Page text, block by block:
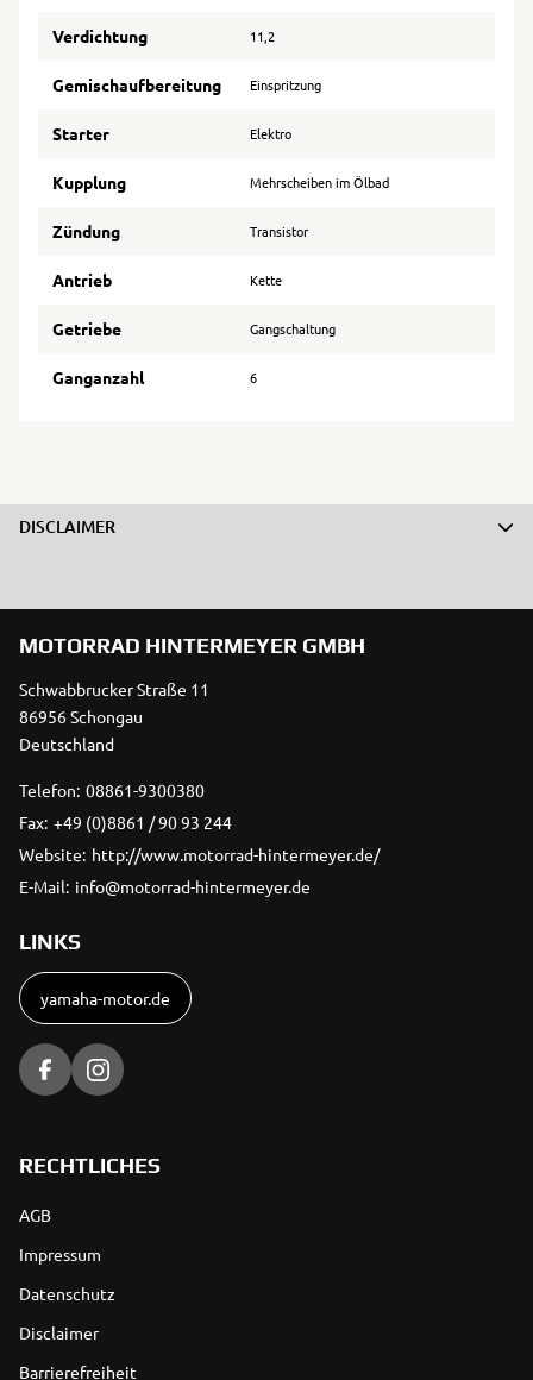
Verdichtung 11,2
Gemischaufbereitung Einspritzung
Starter Elektro
Kupplung Mehrscheiben im Ölbad
Zündung Transistor
Antrieb Kette
Getriebe Gangschaltung
Ganganzahl 6
DISCLAIMER
MOTORRAD HINTERMEYER GMBH
Schwabbrucker Straße 11
86956 Schongau
Deutschland
Telefon: 08861-9300380
Fax: +49 (0)8861 / 90 93 244
Website: http://www.motorrad-hintermeyer.de/
E-Mail: info@motorrad-hintermeyer.de
LINKS
yamaha-motor.de
RECHTLICHES
AGB
Impressum
Datenschutz
Disclaimer
Barrierefreiheit